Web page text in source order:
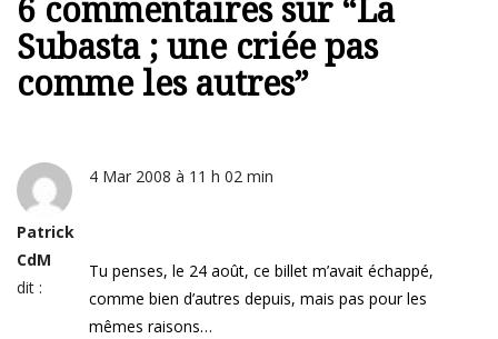
6 commentaires sur “La
Subasta ; une criée pas
comme les autres”
Patrick
CdM
dit :
4 Mar 2008 à 11 h 02 min
Tu penses, le 24 août, ce billet m’avait échappé,
comme bien d’autres depuis, mais pas pour les
mêmes raisons…